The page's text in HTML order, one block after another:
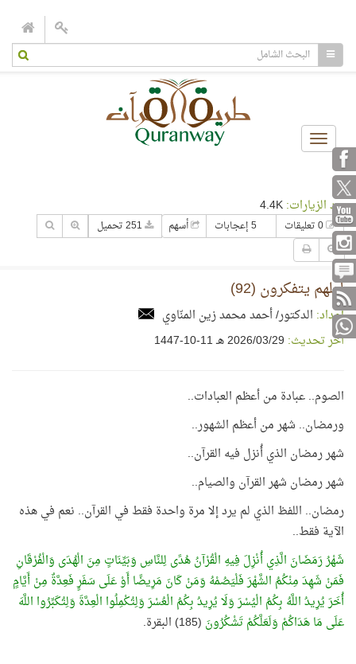
Toggle
navigation
عدد الزيارات:
5 إعجابات أسهم
لعلهم يتفكرون (92)
إعداد: الدكتور/ أحمد محمد زين المنّاوي
آخر تحديث: 29‏/03‏/2026 هـ 11-10-1447
الصوم.. عبادة من أعظم العبادات..
ورمضان.. شهر من أعظم الشهور..
شهر رمضان الذي أُنزل فيه القرآن..
شهر رمضان شهر القرآن والصيام..
رمضان.. اللفظ الذي لم يرد إلا مرة واحدة فقط في القرآن.. نعم في هذه
الآية فقط..
شَهْرُ رَمَضَانَ الَّذِي أُنْزِلَ فِيهِ الْقُرْآنُ هُدًى لِلنَّاسِ وَبَيِّنَاتٍ مِنَ الْهُدَى وَالْفُرْقَانِ
فَمَنْ شَهِدَ مِنْكُمُ الشَّهْرَ فَلْيَصُمْهُ وَمَنْ كَانَ مَرِيضًا أَوْ عَلَى سَفَرٍ فَعِدَّةٌ مِنْ أَيَّامٍ
أُخَرَ يُرِيدُ اللَّهُ بِكُمُ الْيُسْرَ وَلَا يُرِيدُ بِكُمُ الْعُسْرَ وَلِتُكْمِلُوا الْعِدَّةَ وَلِتُكَبِّرُوا اللَّهَ
عَلَى مَا هَدَاكُمْ وَلَعَلَّكُمْ تَشْكُرُونَ (185) البقرة.